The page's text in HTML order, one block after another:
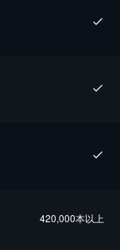
420,000本以上